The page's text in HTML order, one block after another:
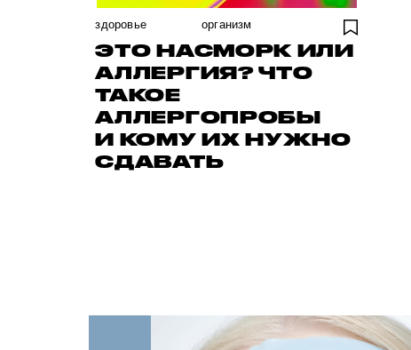
здоровье организм
ЭТО НАСМОРК ИЛИ
АЛЛЕРГИЯ? ЧТО
ТАКОЕ
АЛЛЕРГОПРОБЫ
И КОМУ ИХ НУЖНО
СДАВАТЬ